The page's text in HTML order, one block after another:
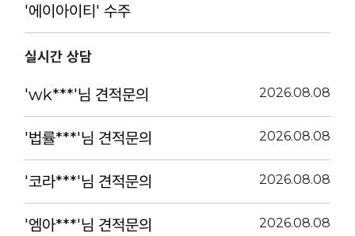
'에이아이티' 수주
실시간 상담
'wk***'님 견적문의 2026.08.08
'법률***'님 견적문의 2026.08.08
'코라***'님 견적문의 2026.08.08
'엠아***'님 견적문의 2026.08.08